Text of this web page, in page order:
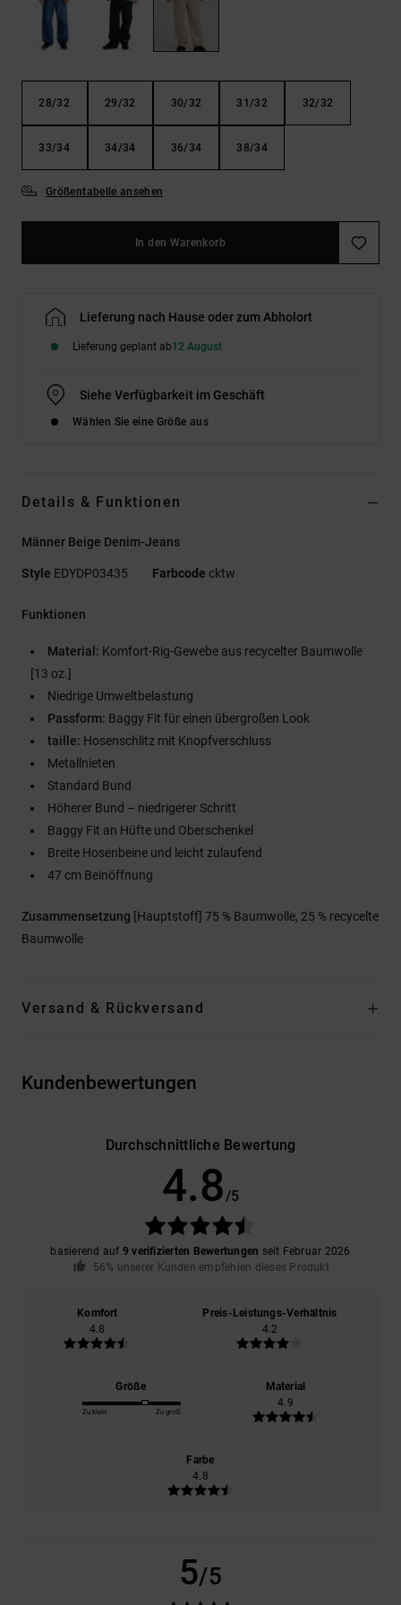
ansehen
28/32 29/32 30/32 31/32 32/32
33/34 34/34 36/34 38/34
Größentabelle ansehen
In den Warenkorb
Lieferung nach Hause oder zum Abholort
Lieferung geplant ab12 August
Siehe Verfügbarkeit im Geschäft
Wählen Sie eine Größe aus
Details & Funktionen
Männer Beige Denim-Jeans
Style EDYDP03435 Farbcode cktw
Funktionen
Material: Komfort-Rig-Gewebe aus recycelter Baumwolle
[13 oz.]
Niedrige Umweltbelastung
Passform: Baggy Fit für einen übergroßen Look
taille: Hosenschlitz mit Knopfverschluss
Metallnieten
Standard Bund
Höherer Bund – niedrigerer Schritt
Baggy Fit an Hüfte und Oberschenkel
Breite Hosenbeine und leicht zulaufend
47 cm Beinöffnung
Zusammensetzung [Hauptstoff] 75 % Baumwolle, 25 % recycelte
Baumwolle
Versand & Rückversand
Kundenbewertungen
Durchschnittliche Bewertung
4.8 /5
basierend auf 9 verifizierten Bewertungen seit Februar 2026
56% unserer Kunden empfehlen dieses Produkt
Komfort
4.8
Preis-Leistungs-Verhältnis
4.2
Größe
Zu klein Zu groß
Material
4.9
Farbe
4.8
5/5